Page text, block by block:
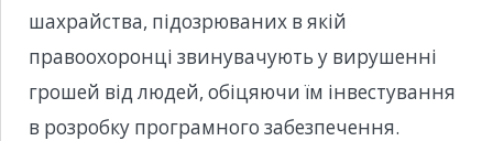
шахрайства, підозрюваних в якій
правоохоронці звинувачують у вирушенні
грошей від людей, обіцяючи їм інвестування
в розробку програмного забезпечення.